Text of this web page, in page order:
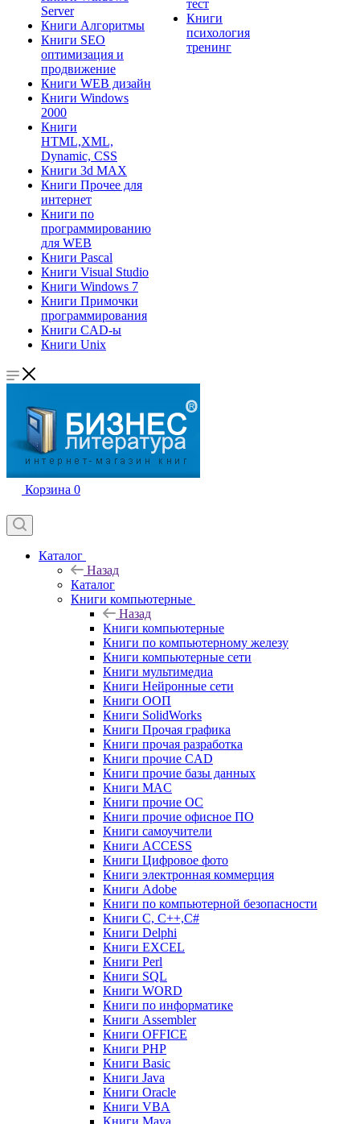
Server
Книги Алгоритмы
Книги SEO
оптимизация и
продвижение
Книги WEB дизайн
Книги Windows
2000
Книги
HTML,XML,
Dynamic, CSS
Книги 3d MAX
Книги Прочее для
интернет
Книги по
программированию
для WEB
Книги Pascal
Книги Visual Studio
Книги Windows 7
Книги Примочки
программирования
Книги CAD-ы
Книги Unix
тест
Книги
психология
тренинг
Корзина 0
Каталог
Назад
Каталог
Книги компьютерные
Назад
Книги компьютерные
Книги по компьютерному железу
Книги компьютерные сети
Книги мультимедиа
Книги Нейронные сети
Книги ООП
Книги SolidWorks
Книги Прочая графика
Книги прочая разработка
Книги прочие CAD
Книги прочие базы данных
Книги MAC
Книги прочие ОС
Книги прочие офисное ПО
Книги самоучители
Книги ACCESS
Книги Цифровое фото
Книги электронная коммерция
Книги Adobe
Книги по компьютерной безопасности
Книги C, C++,С#
Книги Delphi
Книги EXCEL
Книги Perl
Книги SQL
Книги WORD
Книги по информатике
Книги Assembler
Книги OFFICE
Книги PHP
Книги Basic
Книги Java
Книги Oracle
Книги VBA
Книги Maya